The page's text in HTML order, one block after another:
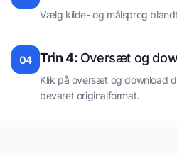
Vælg kilde- og målsprog
04 Trin 4: Oversæt og
Klik på oversæt og download
bevaret originalformat.